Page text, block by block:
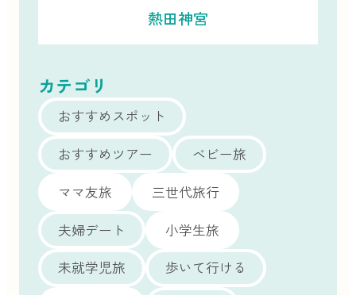
熱田神宮
カテゴリ
おすすめスポット
おすすめツアー
ベビー旅
ママ友旅
三世代旅行
夫婦デート
小学生旅
未就学児旅
歩いて行ける